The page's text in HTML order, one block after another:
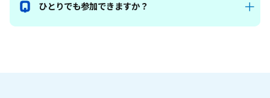
ひとりでも参加できますか？